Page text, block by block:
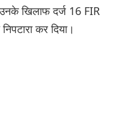
खिलाफ दर्ज 16 FIR
कर दिया।